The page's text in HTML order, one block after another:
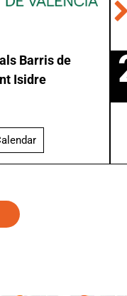
Barris de
Isidre